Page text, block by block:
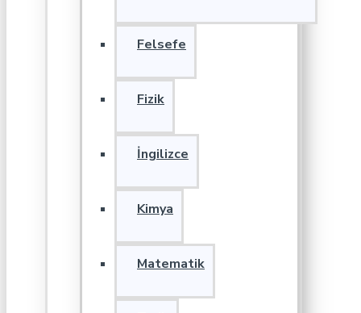
Felsefe
Fizik
İngilizce
Kimya
Matematik